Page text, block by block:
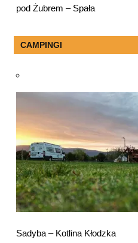
pod Żubrem – Spała
CAMPINGI
Sadyba – Kotlina Kłodzka